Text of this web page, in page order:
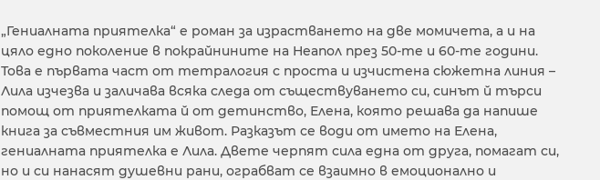
„Гениалната приятелка“ е роман за израстването на две момичета, а и на
цяло едно поколение в покрайнините на Неапол през 50-те и 60-те години.
Това е първата част от тетралогия с проста и изчистена сюжетна линия –
Лила изчезва и заличава всяка следа от съществуването си, синът й търси
помощ от приятелката й от детинство, Елена, която решава да напише
книга за съвместния им живот. Разказът се води от името на Елена,
гениалната приятелка е Лила. Двете черпят сила една от друга, помагат си,
но и си нанасят душевни рани, ограбват се взаимно в емоционално и